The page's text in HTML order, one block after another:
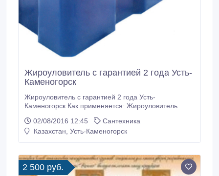
Жироуловитель с гарантией 2 года Усть-
Каменогорск
Жироуловитель с гарантией 2 года Усть-
Каменогорск Как применяется: Жироуловитель
жиров, предохраняет от засорения
канализационных труб. Звоните по телефонам:
02/08/2016 12:45
Сантехника
Казахстан, Усть-Каменогорск
2 500 руб.